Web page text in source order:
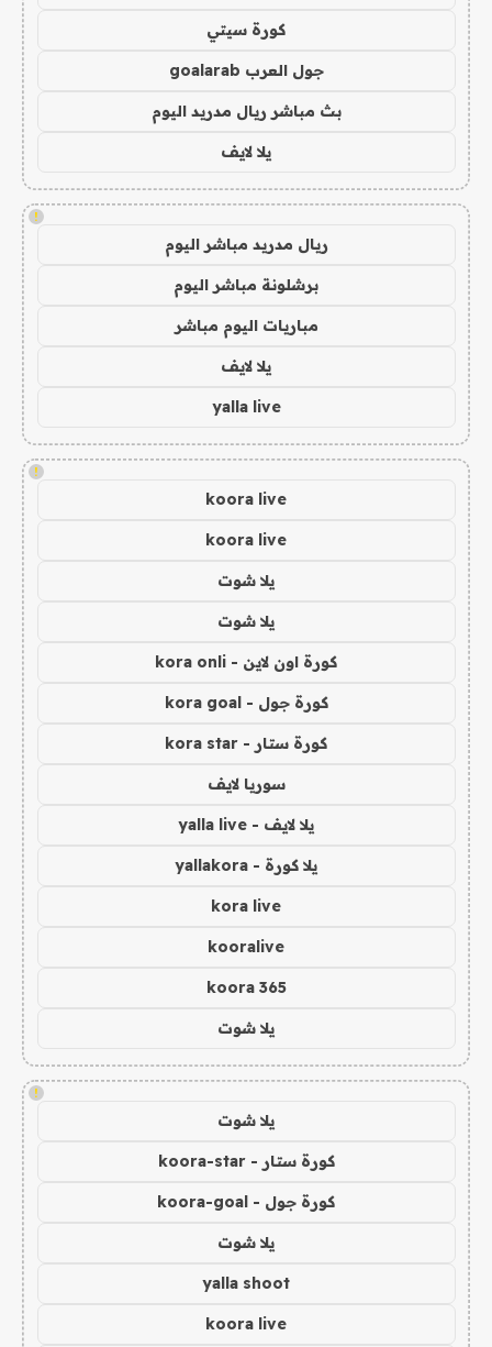
كورة سيتي
جول العرب goalarab
بث مباشر ريال مدريد اليوم
يلا لايف
!
ريال مدريد مباشر اليوم
برشلونة مباشر اليوم
مباريات اليوم مباشر
يلا لايف
yalla live
!
koora live
koora live
يلا شوت
يلا شوت
كورة اون لاين - kora onli
كورة جول - kora goal
كورة ستار - kora star
سوريا لايف
يلا لايف - yalla live
يلا كورة - yallakora
kora live
kooralive
koora 365
يلا شوت
!
يلا شوت
كورة ستار - koora-star
كورة جول - koora-goal
يلا شوت
yalla shoot
koora live